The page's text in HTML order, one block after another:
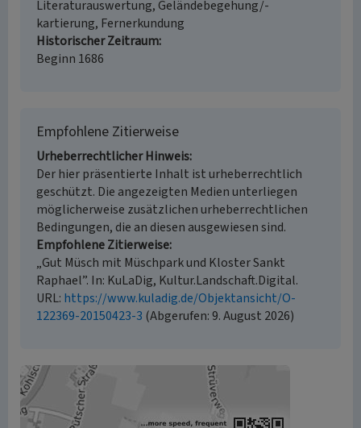
Literaturauswertung, Geländebegehung/-
kartierung, Fernerkundung
Historischer Zeitraum
Beginn 1686
Empfohlene Zitierweise
Urheberrechtlicher Hinweis
Der hier präsentierte Inhalt ist urheberrechtlich
geschützt. Die angezeigten Medien unterliegen
möglicherweise zusätzlichen urheberrechtlichen
Bedingungen, die an diesen ausgewiesen sind.
Empfohlene Zitierweise
„Gut Müsch mit Müschpark und Kloster Sankt
Raphael”. In: KuLaDig, Kultur.Landschaft.Digital.
URL: https://www.kuladig.de/Objektansicht/O-
122369-20150423-3 (Abgerufen: 9. August 2026)